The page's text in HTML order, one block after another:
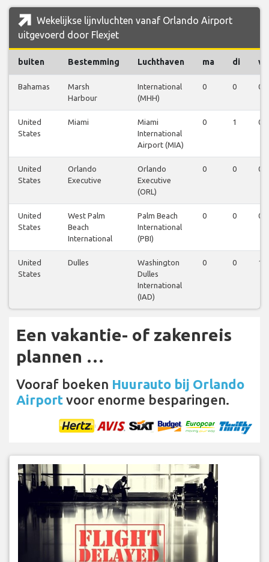
Wekelijkse lijnvluchten vanaf Orlando Airport
uitgevoerd door Flexjet
buiten Bestemming Luchthaven ma di
Bahamas
Marsh
Harbour
International
(MHH)
0 0 0
United
States
Miami
Miami
International
Airport (MIA)
0 1 0
United
States
Orlando
Executive
Orlando
Executive
(ORL)
0 0 0
United
States
West Palm
Beach
International
Palm Beach
International
(PBI)
0 0 0
United
States
Dulles
Washington
Dulles
International
(IAD)
0 0 1
Een vakantie- of zakenreis
plannen …
Vooraf boeken Huurauto bij Orlando
Airport voor enorme besparingen.